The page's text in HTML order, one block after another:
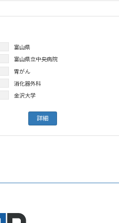
富山県
富山県立中央病院
胃がん
消化器外科
金沢大学
詳細